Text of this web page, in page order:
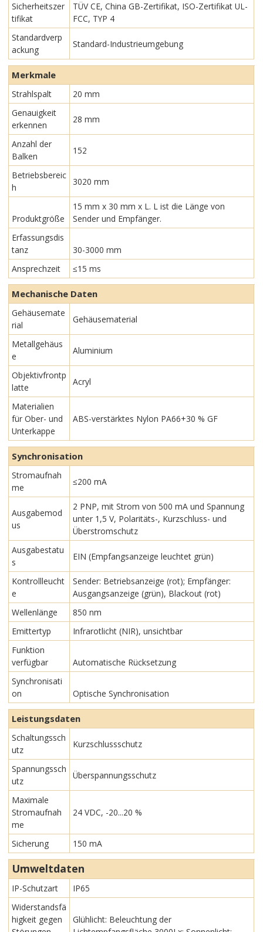
Sicherheitszer
tifikat
TÜV CE, China GB-Zertifikat, ISO-Zertifikat UL-
FCC, TYP 4
Standardverp
ackung
Standard-Industrieumgebung
Merkmale
Strahlspalt
20 mm
Genauigkeit
erkennen
28 mm
Anzahl der
Balken
152
Betriebsbereic
h
3020 mm
Produktgröße
15 mm x 30 mm x L. L ist die Länge von
Sender und Empfänger.
Erfassungsdis
tanz
30-3000 mm
Ansprechzeit
≤15 ms
Mechanische Daten
Gehäusemate
rial
Gehäusematerial
Metallgehäus
e
Aluminium
Objektivfrontp
latte
Acryl
Materialien
für Ober- und
Unterkappe
ABS-verstärktes Nylon PA66+30 % GF
Synchronisation
Stromaufnah
me
≤200 mA
Ausgabemod
us
2 PNP, mit Strom von 500 mA und Spannung
unter 1,5 V, Polaritäts-, Kurzschluss- und
Überstromschutz
Ausgabestatu
s
EIN (Empfangsanzeige leuchtet grün)
Kontrollleucht
e
Sender: Betriebsanzeige (rot); Empfänger:
Ausgangsanzeige (grün), Blackout (rot)
Wellenlänge
850 nm
Emittertyp
Infrarotlicht (NIR), unsichtbar
Funktion
verfügbar
Automatische Rücksetzung
Synchronisati
on
Optische Synchronisation
Leistungsdaten
Schaltungssch
utz
Kurzschlussschutz
Spannungssch
utz
Überspannungsschutz
Maximale
Stromaufnah
me
24 VDC, -20...20 %
Sicherung 150 mA
Umweltdaten
IP-Schutzart
IP65
Widerstandsfä
higkeit gegen
Glühlicht: Beleuchtung der